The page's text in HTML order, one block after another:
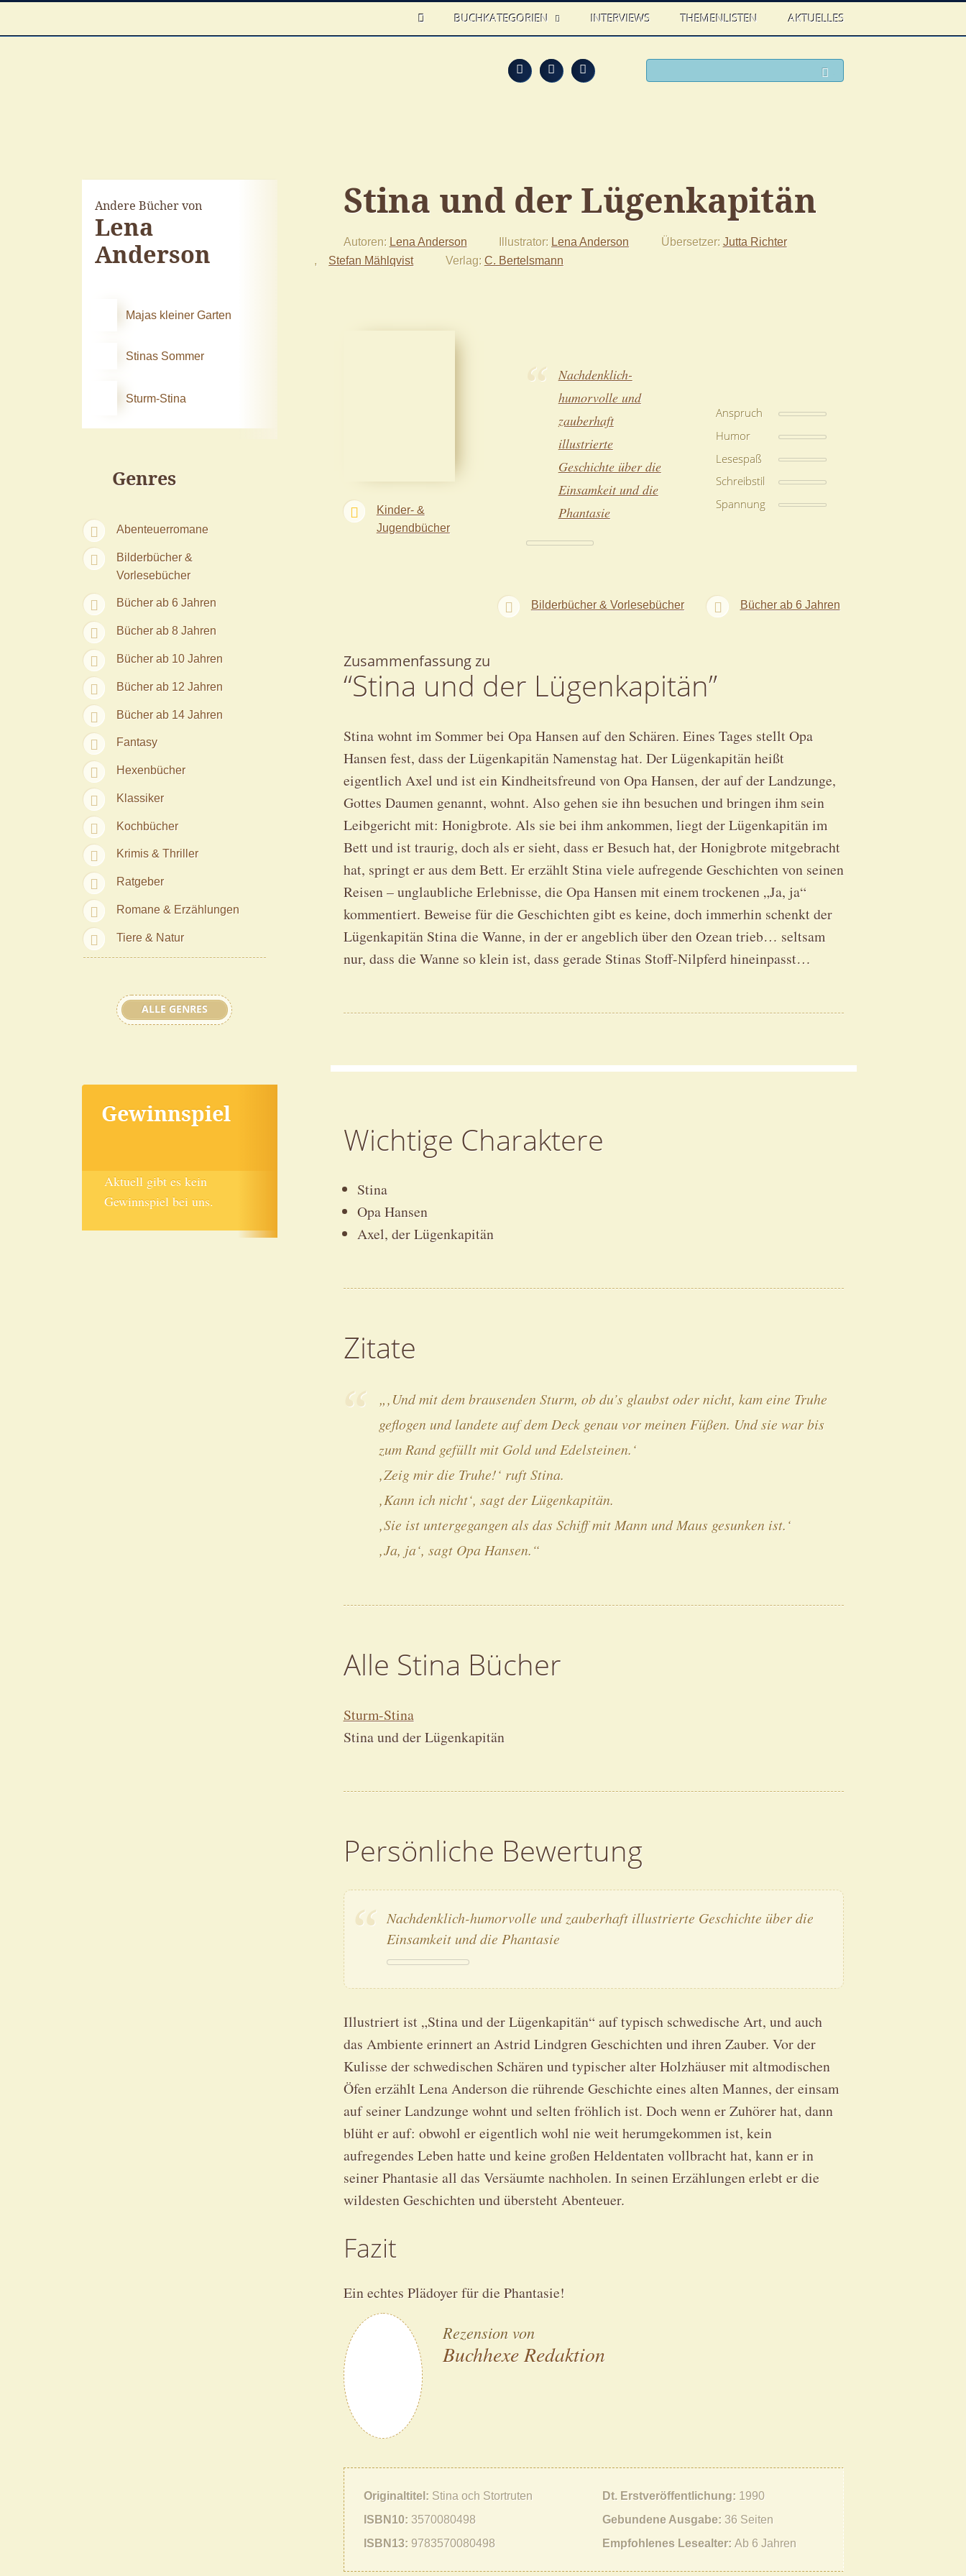
HOME
BUCHKATEGORIEN INTERVIEWS THEMENLISTEN AKTUELLES
Feed FacebookTwitter
Andere Bücher von
Lena
Anderson
Majas kleiner Garten
Stinas Sommer
Sturm-Stina
Genres
Abenteuerromane
Bilderbücher &
Vorlesebücher
Bücher ab 6 Jahren
Bücher ab 8 Jahren
Bücher ab 10 Jahren
Bücher ab 12 Jahren
Bücher ab 14 Jahren
Fantasy
Hexenbücher
Klassiker
Kochbücher
Krimis & Thriller
Ratgeber
Romane & Erzählungen
Tiere & Natur
ALLE GENRES
Gewinnspiel
Aktuell gibt es kein
Gewinnspiel bei uns.
Stina und der Lügenkapitän
Autoren Lena Anderson Illustrator Lena Anderson Übersetzer Jutta Richter
Stefan Mählqvist
Verlag C. Bertelsmann
Kinder- &
Jugendbücher
Nachdenklich-
humorvolle und
zauberhaft
illustrierte
Geschichte über die
Einsamkeit und die
Phantasie
Anspruch
Humor
Lesespaß
Schreibstil
Spannung
Bilderbücher & Vorlesebücher Bücher ab 6 Jahren
Zusammenfassung zu
“Stina und der Lügenkapitän”
Stina wohnt im Sommer bei Opa Hansen auf den Schären. Eines Tages stellt Opa
Hansen fest, dass der Lügenkapitän Namenstag hat. Der Lügenkapitän heißt
eigentlich Axel und ist ein Kindheitsfreund von Opa Hansen, der auf der Landzunge,
Gottes Daumen genannt, wohnt. Also gehen sie ihn besuchen und bringen ihm sein
Leibgericht mit: Honigbrote. Als sie bei ihm ankommen, liegt der Lügenkapitän im
Bett und ist traurig, doch als er sieht, dass er Besuch hat, der Honigbrote mitgebracht
hat, springt er aus dem Bett. Er erzählt Stina viele aufregende Geschichten von seinen
Reisen – unglaubliche Erlebnisse, die Opa Hansen mit einem trockenen „Ja, ja“
kommentiert. Beweise für die Geschichten gibt es keine, doch immerhin schenkt der
Lügenkapitän Stina die Wanne, in der er angeblich über den Ozean trieb… seltsam
nur, dass die Wanne so klein ist, dass gerade Stinas Stoff-Nilpferd hineinpasst…
Wichtige Charaktere
Stina
Opa Hansen
Axel, der Lügenkapitän
Zitate
„‚Und mit dem brausenden Sturm, ob du’s glaubst oder nicht, kam eine Truhe
geflogen und landete auf dem Deck genau vor meinen Füßen. Und sie war bis
zum Rand gefüllt mit Gold und Edelsteinen.‘
‚Zeig mir die Truhe!‘ ruft Stina.
‚Kann ich nicht‘, sagt der Lügenkapitän.
‚Sie ist untergegangen als das Schiff mit Mann und Maus gesunken ist.‘
‚Ja, ja‘, sagt Opa Hansen.“
Alle Stina Bücher
Sturm-Stina
Stina und der Lügenkapitän
Persönliche Bewertung
Nachdenklich-humorvolle und zauberhaft illustrierte Geschichte über die
Einsamkeit und die Phantasie
Illustriert ist „Stina und der Lügenkapitän“ auf typisch schwedische Art, und auch
das Ambiente erinnert an Astrid Lindgren Geschichten und ihren Zauber. Vor der
Kulisse der schwedischen Schären und typischer alter Holzhäuser mit altmodischen
Öfen erzählt Lena Anderson die rührende Geschichte eines alten Mannes, der einsam
auf seiner Landzunge wohnt und selten fröhlich ist. Doch wenn er Zuhörer hat, dann
blüht er auf: obwohl er eigentlich wohl nie weit herumgekommen ist, kein
aufregendes Leben hatte und keine großen Heldentaten vollbracht hat, kann er in
seiner Phantasie all das Versäumte nachholen. In seinen Erzählungen erlebt er die
wildesten Geschichten und übersteht Abenteuer.
Fazit
Ein echtes Plädoyer für die Phantasie!
Rezension von
Buchhexe Redaktion
Originaltitel Stina och Stortruten
ISBN10 3570080498
ISBN13 9783570080498
Dt. Erstveröffentlichung
1990
Gebundene Ausgabe 36 Seiten
Empfohlenes Lesealter Ab 6 Jahren